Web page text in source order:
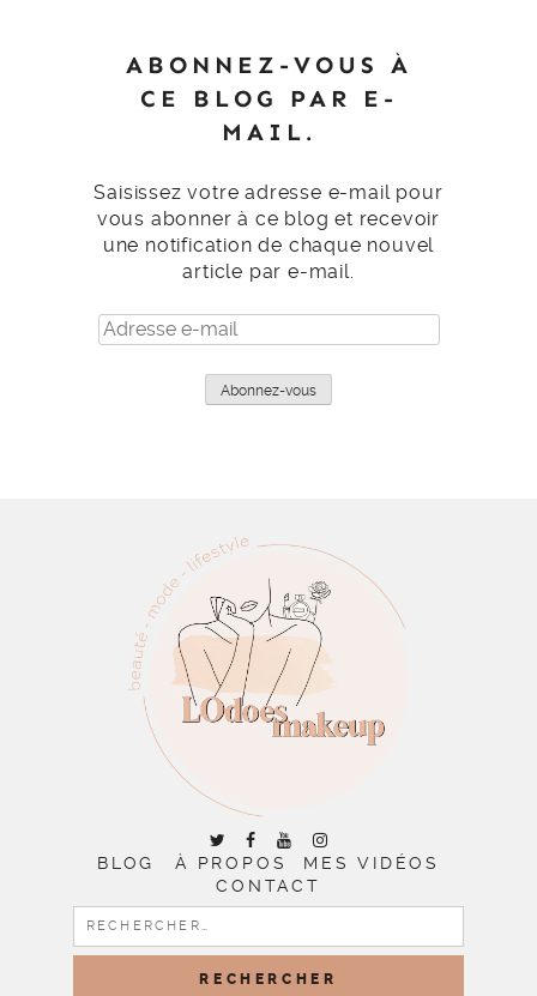
ABONNEZ-VOUS À
CE BLOG PAR E-
MAIL.
Saisissez votre adresse e-mail pour
vous abonner à ce blog et recevoir
une notification de chaque nouvel
article par e-mail.
Adresse
e-
Abonnez-vous
BLOG À PROPOS
MES VIDÉOS
CONTACT
RECHERCHER :